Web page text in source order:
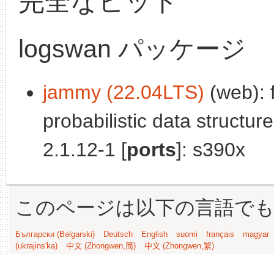
logswan パッケージ
jammy (22.04LTS) (web):
probabilistic data
2.1.12-1 [ports]: s390x
このページは以下の言語で
Български (Bəlgarski) Deutsch English suomi français
magyar
(ukrajins'ka)
中文 (Zhongwen,简) 中文 (Zhongwen,繁)